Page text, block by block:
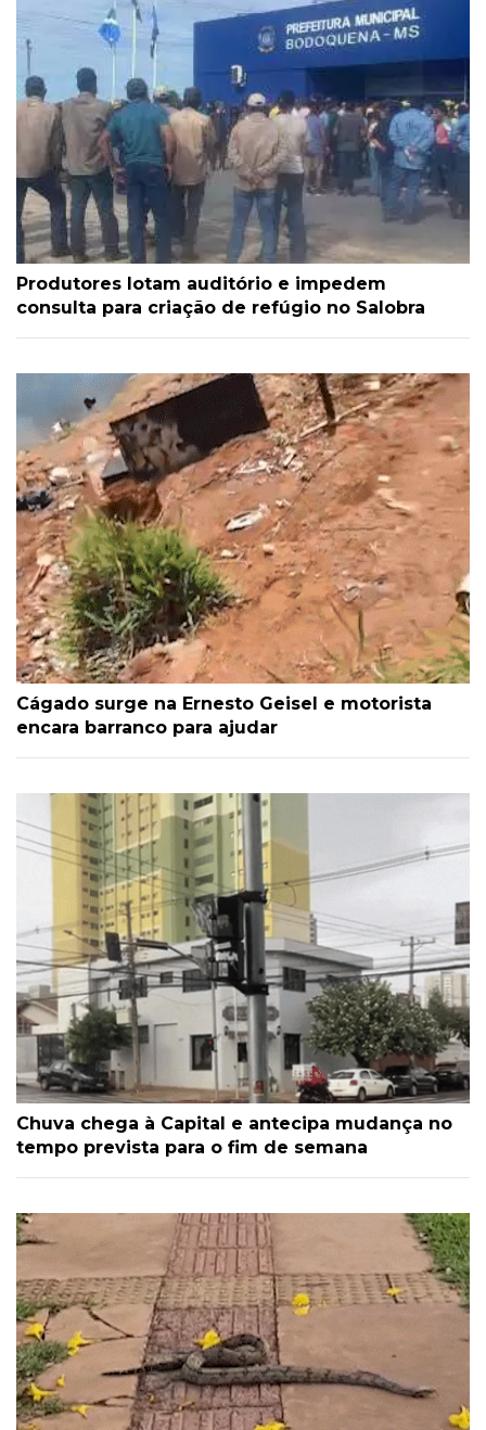
Produtores lotam auditório e impedem
consulta para criação de refúgio no Salobra
Cágado surge na Ernesto Geisel e motorista
encara barranco para ajudar
Chuva chega à Capital e antecipa mudança no
tempo prevista para o fim de semana